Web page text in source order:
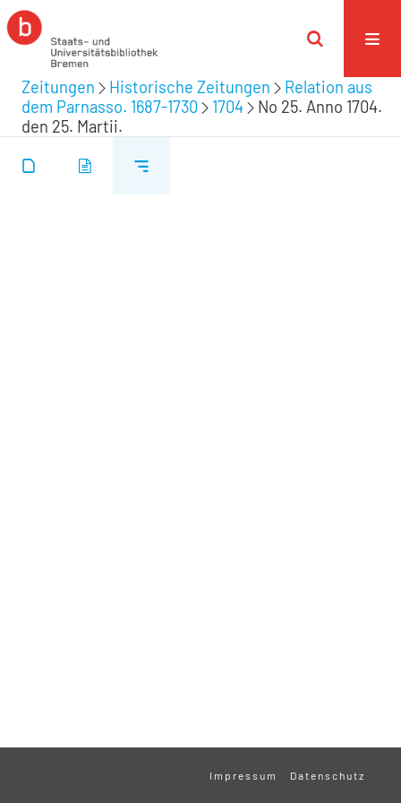
Zeitungen Historische Zeitungen
Relation aus
dem Parnasso. 1687-1730
1704
No 25. Anno 1704.
den 25. Martii.
Impressum Datenschutz